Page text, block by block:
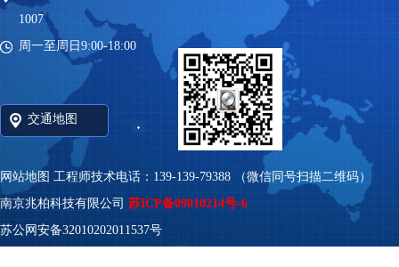
1007
周一至周日9:00-18:00
交通地图
网站地图 工程师技术电话：139-139-79388 （微信同号扫描二维码）
南京兆柏科技有限公司 苏ICP备09010214号-6
苏公网安备32010202011537号